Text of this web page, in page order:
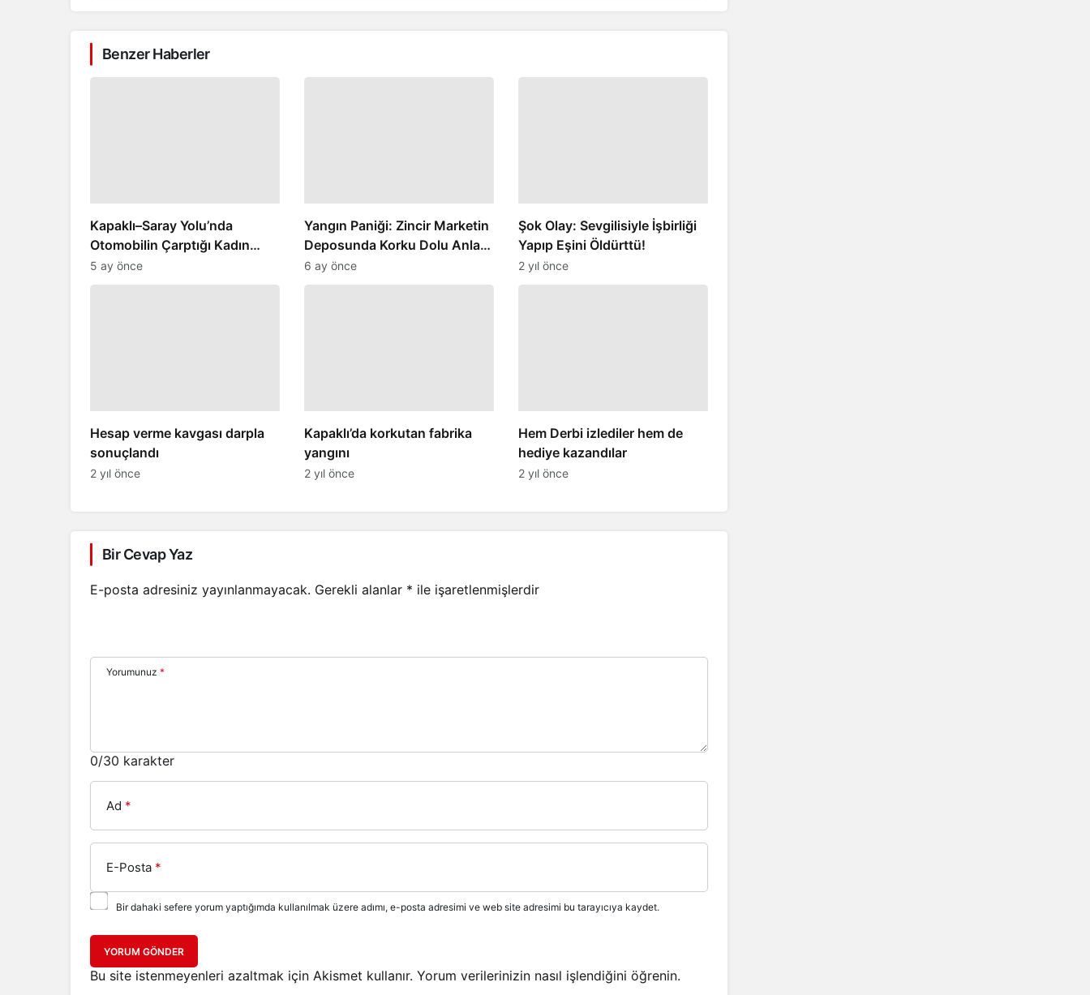
Benzer Haberler
Kapaklı–Saray Yolu’nda
Otomobilin Çarptığı Kadın
Yaralandı
5 ay önce
Yangın Paniği: Zincir Marketin
Deposunda Korku Dolu Anlar
Yaşandı
6 ay önce
Şok Olay: Sevgilisiyle İşbirliği
Yapıp Eşini Öldürttü!
2 yıl önce
Hesap verme kavgası darpla
sonuçlandı
2 yıl önce
Kapaklı’da korkutan fabrika
yangını
2 yıl önce
Hem Derbi izlediler hem de
hediye kazandılar
2 yıl önce
Bir Cevap Yaz
E-posta adresiniz yayınlanmayacak. Gerekli alanlar * ile işaretlenmişlerdir
Yorumunuz *
0/30 karakter
Ad *
E-Posta *
Bir dahaki sefere yorum yaptığımda kullanılmak üzere adımı, e-posta adresimi ve web site adresimi bu tarayıcıya kaydet.
YORUM GÖNDER
Bu site istenmeyenleri azaltmak için Akismet kullanır. Yorum verilerinizin nasıl işlendiğini öğrenin.